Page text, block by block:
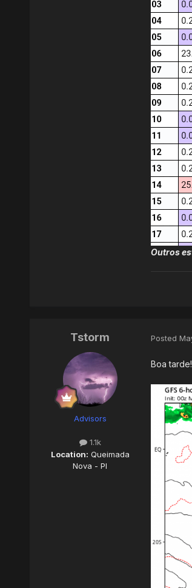
Outros
Tstorm
Advisors
1.1k
Location: Queimada
Nova - PI
Posted
Boa